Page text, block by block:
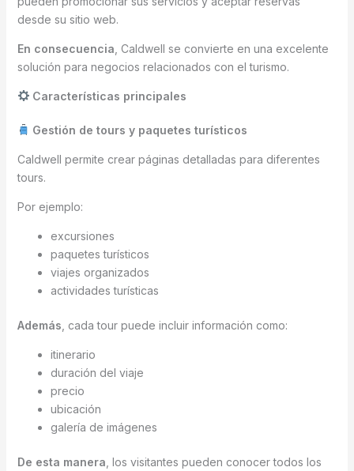
desde su sitio web.
En consecuencia , Caldwell se convierte en una excelente
solución para negocios relacionados con el turismo.
Características principales
Gestión de tours y paquetes turísticos
Caldwell permite crear páginas detalladas para diferentes
tours.
Por ejemplo:
excursiones
paquetes turísticos
viajes organizados
actividades turísticas
Además , cada tour puede incluir información como:
itinerario
duración del viaje
precio
ubicación
galería de imágenes
De esta manera , los visitantes pueden conocer todos los